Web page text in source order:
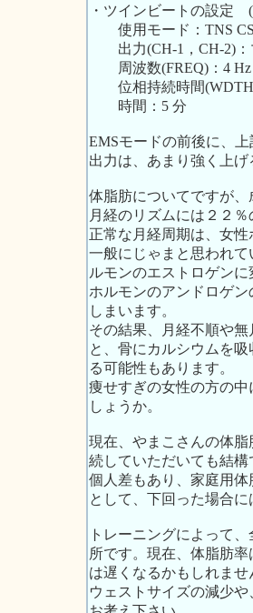
・ツインビートの設定
使用モード：TNS
出力(CH-1，CH-2)：
周波数(FREQ)：4 Hz
位相持続時間(WDTH)
時間：5 分
EMSモードの前後に、
出力は、あまり強く上
体脂肪についてですが
月経のリズムには２２％
正常な月経周期は、女性
一般にじゃまと思われ
ルモンのエストロゲン
ホルモンのアンドロゲ
しまいます。
その結果、月経不順や
と、骨にカルシウムを
る可能性もあります。
痩せすぎの女性の方の
しょうか。
現在、やまこさんの体
続していただいても結構
個人差もあり、家庭用
として、下回った場合に
トレーニングによって
所です。現在、体脂肪
は遅くなるかもしれませ
ウェストサイズの減少